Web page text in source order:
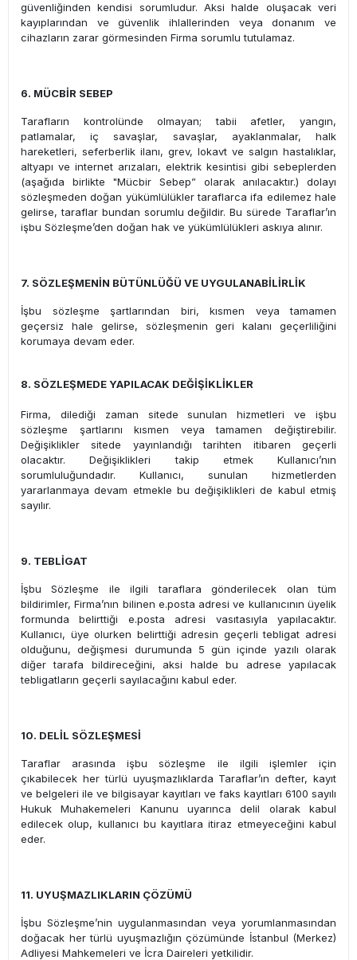
güvenliğinden kendisi sorumludur. Aksi halde oluşacak veri
kayıplarından ve güvenlik ihlallerinden veya donanım ve
cihazların zarar görmesinden Firma sorumlu tutulamaz.
6. MÜCBİR SEBEP
Tarafların kontrolünde olmayan; tabii afetler, yangın,
patlamalar, iç savaşlar, savaşlar, ayaklanmalar, halk
hareketleri, seferberlik ilanı, grev, lokavt ve salgın hastalıklar,
altyapı ve internet arızaları, elektrik kesintisi gibi sebeplerden
(aşağıda birlikte "Mücbir Sebep” olarak anılacaktır.) dolayı
sözleşmeden doğan yükümlülükler taraflarca ifa edilemez hale
gelirse, taraflar bundan sorumlu değildir. Bu sürede Taraflar’ın
işbu Sözleşme’den doğan hak ve yükümlülükleri askıya alınır.
7. SÖZLEŞMENİN BÜTÜNLÜĞÜ VE UYGULANABİLİRLİK
İşbu sözleşme şartlarından biri, kısmen veya tamamen
geçersiz hale gelirse, sözleşmenin geri kalanı geçerliliğini
korumaya devam eder.
8. SÖZLEŞMEDE YAPILACAK DEĞİŞİKLİKLER
Firma, dilediği zaman sitede sunulan hizmetleri ve işbu
sözleşme şartlarını kısmen veya tamamen değiştirebilir.
Değişiklikler sitede yayınlandığı tarihten itibaren geçerli
olacaktır. Değişiklikleri takip etmek Kullanıcı’nın
sorumluluğundadır. Kullanıcı, sunulan hizmetlerden
yararlanmaya devam etmekle bu değişiklikleri de kabul etmiş
sayılır.
9. TEBLİGAT
İşbu Sözleşme ile ilgili taraflara gönderilecek olan tüm
bildirimler, Firma’nın bilinen e.posta adresi ve kullanıcının üyelik
formunda belirttiği e.posta adresi vasıtasıyla yapılacaktır.
Kullanıcı, üye olurken belirttiği adresin geçerli tebligat adresi
olduğunu, değişmesi durumunda 5 gün içinde yazılı olarak
diğer tarafa bildireceğini, aksi halde bu adrese yapılacak
tebligatların geçerli sayılacağını kabul eder.
10. DELİL SÖZLEŞMESİ
Taraflar arasında işbu sözleşme ile ilgili işlemler için
çıkabilecek her türlü uyuşmazlıklarda Taraflar’ın defter, kayıt
ve belgeleri ile ve bilgisayar kayıtları ve faks kayıtları 6100 sayılı
Hukuk Muhakemeleri Kanunu uyarınca delil olarak kabul
edilecek olup, kullanıcı bu kayıtlara itiraz etmeyeceğini kabul
eder.
11. UYUŞMAZLIKLARIN ÇÖZÜMÜ
İşbu Sözleşme’nin uygulanmasından veya yorumlanmasından
doğacak her türlü uyuşmazlığın çözümünde İstanbul (Merkez)
Adliyesi Mahkemeleri ve İcra Daireleri yetkilidir.